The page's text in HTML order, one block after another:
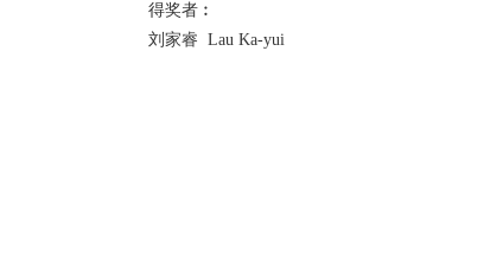
得奖者︰
刘家睿 Lau Ka-yui